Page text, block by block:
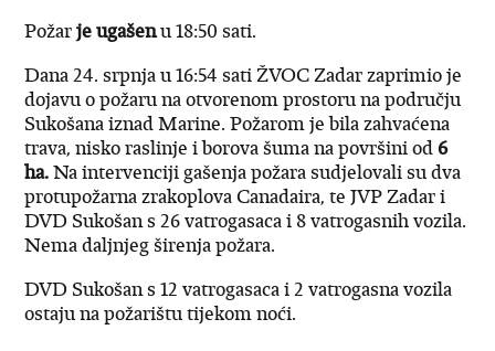
Požarje ugašenu 18:50 sati.
Dana 24. srpnja u 16:54 sati ŽVOC Zadar zaprimio je
dojavu o požaru na otvorenom prostoru na području
Sukošana iznad Marine. Požarom je bila zahvaćena
trava, nisko raslinje i borova šuma na površini od6
ha.Na intervenciji gašenja požara sudjelovali su dva
protupožarna zrakoplova Canadaira, te JVP Zadar i
DVD Sukošan s 26 vatrogasaca i 8 vatrogasnih vozila.
Nema daljnjeg širenja požara.
DVD Sukošan s 12 vatrogasaca i 2 vatrogasna vozila
ostaju na požarištu tijekom noći.